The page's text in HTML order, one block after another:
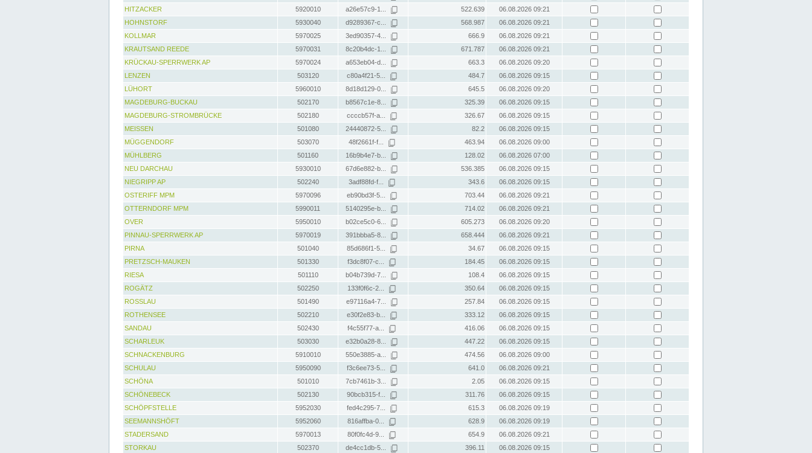
HITZACKER
5920010 a26e57c9-1... 522.639
06.08.2026 09:21
HOHNSTORF
5930040 d9289367-c... 568.987
06.08.2026 09:21
KOLLMAR
5970025 3ed90357-4... 666.9
06.08.2026 09:21
KRAUTSAND REEDE
5970031 8c20b4dc-1... 671.787
06.08.2026 09:21
KRÜCKAU-SPERRWERK AP
5970024 a653eb04-d... 663.3
06.08.2026 09:20
LENZEN
503120 c80a4f21-5... 484.7
06.08.2026 09:15
LÜHORT
5960010 8d18d129-0... 645.5
06.08.2026 09:20
MAGDEBURG-BUCKAU
502170 b8567c1e-8... 325.39
06.08.2026 09:15
MAGDEBURG-STROMBRÜCKE
502180 ccccb57f-a... 326.67
06.08.2026 09:15
MEISSEN
501080 24440872-5... 82.2
06.08.2026 09:15
MÜGGENDORF
503070 48f2661f-f... 463.94
06.08.2026 09:00
MÜHLBERG
501160 16b9b4e7-b... 128.02
06.08.2026 07:00
NEU DARCHAU
5930010 67d6e882-b... 536.385
06.08.2026 09:15
NIEGRIPP AP
502240 3adf88fd-f... 343.6
06.08.2026 09:15
OSTERIFF MPM
5970096 eb90bd3f-5... 703.44
06.08.2026 09:21
OTTERNDORF MPM
5990011 5140295e-b... 714.02
06.08.2026 09:21
OVER
5950010 b02ce5c0-6... 605.273
06.08.2026 09:20
PINNAU-SPERRWERK AP
5970019 391bbba5-8... 658.444
06.08.2026 09:21
PIRNA
501040 85d686f1-5... 34.67
06.08.2026 09:15
PRETZSCH-MAUKEN
501330 f3dc8f07-c... 184.45
06.08.2026 09:15
RIESA
501110 b04b739d-7... 108.4
06.08.2026 09:15
ROGÄTZ
502250 133f0f6c-2... 350.64
06.08.2026 09:15
ROSSLAU
501490 e97116a4-7... 257.84
06.08.2026 09:15
ROTHENSEE
502210 e30f2e83-b... 333.12
06.08.2026 09:15
SANDAU
502430 f4c55f77-a... 416.06
06.08.2026 09:15
SCHARLEUK
503030 e32b0a28-8... 447.22
06.08.2026 09:15
SCHNACKENBURG
5910010 550e3885-a... 474.56
06.08.2026 09:00
SCHULAU
5950090 f3c6ee73-5... 641.0
06.08.2026 09:21
SCHÖNA
501010 7cb7461b-3... 2.05
06.08.2026 09:15
SCHÖNEBECK
502130 90bcb315-f... 311.76
06.08.2026 09:15
SCHÖPFSTELLE
5952030 fed4c295-7... 615.3
06.08.2026 09:19
SEEMANNSHÖFT
5952060 816affba-0... 628.9
06.08.2026 09:19
STADERSAND
5970013 80f0fc4d-9... 654.9
06.08.2026 09:21
STORKAU
502370 de4cc1db-5... 396.11 06.08.2026 09:15